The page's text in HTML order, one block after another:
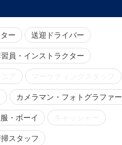
ー 送迎ドライバー
員・インストラクター
カメラマン・フォトグラファー
・ボーイ
スタッフ